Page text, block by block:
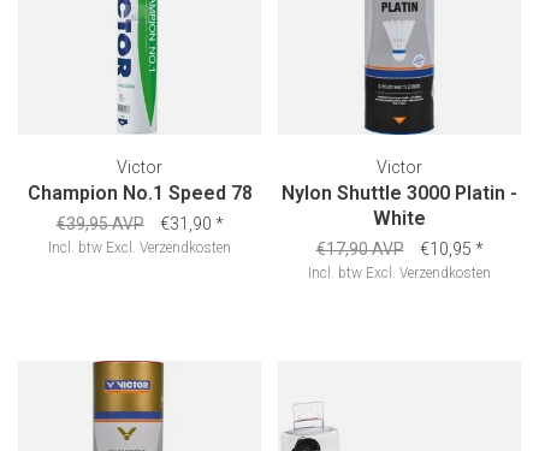
Victor
Champion No.1 Speed 78
€39,95 AVP €31,90 *
Incl. btw Excl. Verzendkosten
Victor
Nylon Shuttle 3000 Platin -
White
€17,90 AVP €10,95 *
Incl. btw Excl. Verzendkosten